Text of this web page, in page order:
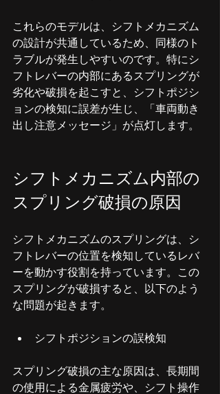
これらのモデルは、シフトメカニズム
の設計が共通しているため、同様のト
ラブルが発生しやすいのです。特にシ
フトレバーの内部にあるスプリングが
劣化や破損を起こすと、シフトポジシ
ョンの検知に誤差が生じ、「車両動き
出し注意メッセージ」が点灯します。
シフトメカニズム内部の
スプリング破損の原因
シフトメカニズムのスプリングは、シ
フトレバーの位置を検知しているレバ
ーを動かす役割を持っています。この
スプリングが破損すると、以下のよう
な問題が起きます。
シフトポジションの誤検知
スプリング破損の主な原因は、長期間
の使用による金属疲労や、シフト操作